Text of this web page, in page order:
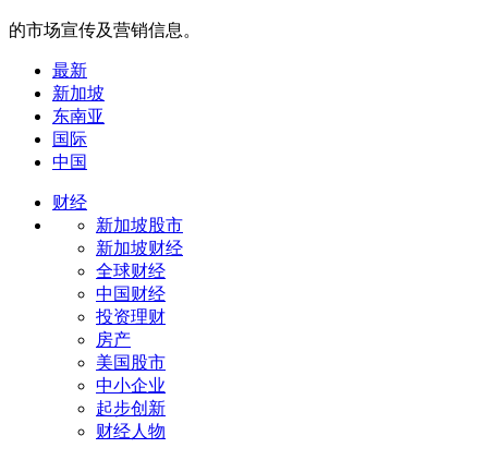
的市场宣传及营销信息。
最新
新加坡
东南亚
国际
中国
财经
新加坡股市
新加坡财经
全球财经
中国财经
投资理财
房产
美国股市
中小企业
起步创新
财经人物